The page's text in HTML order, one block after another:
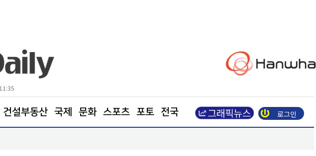
건설부동산 국제 문화 스포츠 포토 전국 로그인